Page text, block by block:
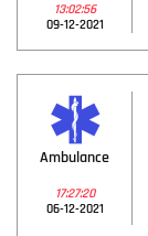
13:02:56
09-12-2021
Ambulance
17:27:20
06-12-2021